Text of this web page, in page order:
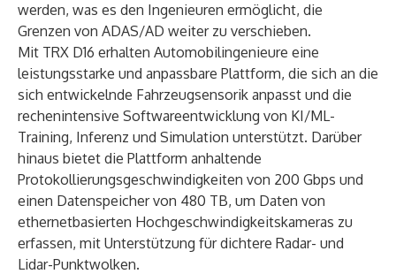
werden, was es den Ingenieuren ermöglicht, die
Grenzen von ADAS/AD weiter zu verschieben.
Mit TRX D16 erhalten Automobilingenieure eine
leistungsstarke und anpassbare Plattform, die sich an die
sich entwickelnde Fahrzeugsensorik anpasst und die
rechenintensive Softwareentwicklung von KI/ML-
Training, Inferenz und Simulation unterstützt. Darüber
hinaus bietet die Plattform anhaltende
Protokollierungsgeschwindigkeiten von 200 Gbps und
einen Datenspeicher von 480 TB, um Daten von
ethernetbasierten Hochgeschwindigkeitskameras zu
erfassen, mit Unterstützung für dichtere Radar- und
Lidar-Punktwolken.